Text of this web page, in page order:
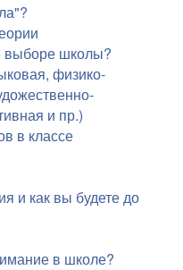
выборе школы?
физико-
и пр.)
в классе
и как вы будете до
в школе?